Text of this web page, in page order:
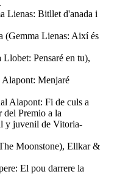
Lienas: Bitllet d'anada i
(Gemma Lienas: Així és
Pensaré en tu),
Menjaré
Alapont: Fi de culs a
Premio a la
y juvenil de Vitoria-
Moonstone), Ellkar &
El pou darrere la